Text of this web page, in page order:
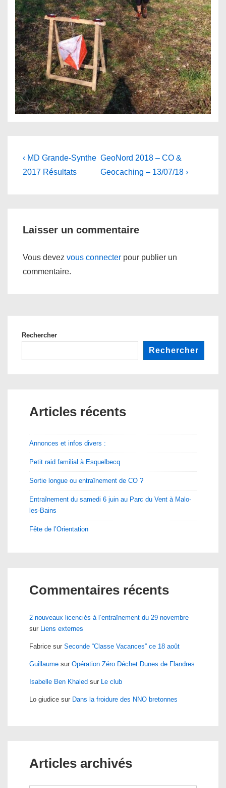
Navigation
de
Previous
Post
‹ MD Grande-Synthe
2017 Résultats
Next
Post
GeoNord 2018 – CO &
Geocaching – 13/07/18 ›
Laisser un commentaire
Vous devez vous connecter pour publier un
commentaire.
Rechercher
Rechercher
Articles récents
Annonces et infos divers :
Petit raid familial à Esquelbecq
Sortie longue ou entraînement de CO ?
Entraînement du samedi 6 juin au Parc du Vent à Malo-
les-Bains
Fête de l’Orientation
Commentaires récents
2 nouveaux licenciés à l’entraînement du 29 novembre
sur Liens externes
Fabrice sur Seconde “Classe Vacances” ce 18 août
Guillaume sur Opération Zéro Déchet Dunes de Flandres
Isabelle Ben Khaled sur Le club
Lo giudice sur Dans la froidure des NNO bretonnes
Articles archivés